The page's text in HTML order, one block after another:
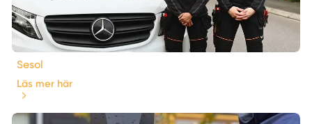
Sesol
Läs mer här